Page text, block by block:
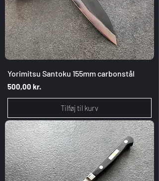
Yorimitsu Santoku 155mm carbonstål
Pris
500,00 kr.
Tilføj til kurv